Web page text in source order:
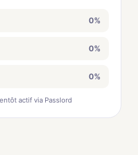
0%
0%
0%
actif via Passlord